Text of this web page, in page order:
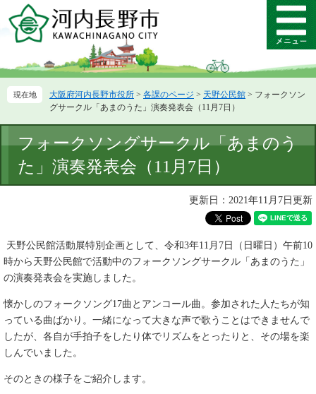
ー
先
ニ
を
て
メ
ニ
ー
大阪府河内長野市役所 > 各課のページ > 天野公民館 > フォークソン
グサークル「あまのうた」演奏発表会（11月7日）
文
フォークソングサークル「あまのう
た」演奏発表会（11月7日）
更新日：2021年11月7日更新
天野公民館活動展特別企画として、令和3年11月7日（日曜日）午前10
時から天野公民館で活動中のフォークソングサークル「あまのうた」
の演奏発表会を実施しました。
懐かしのフォークソング17曲とアンコール曲。参加された人たちが知
っている曲ばかり。一緒になって大きな声で歌うことはできませんで
したが、各自が手拍子をしたり体でリズムをとったりと、その場を楽
しんでいました。
そのときの様子をご紹介します。